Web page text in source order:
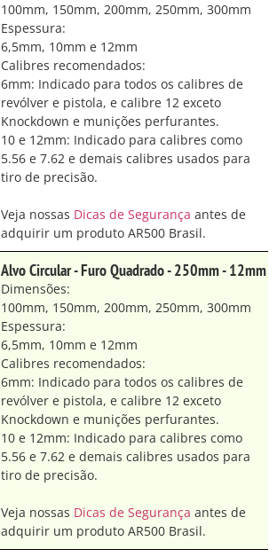
100mm, 150mm, 200mm, 250mm, 300mm
Espessura:
6,5mm, 10mm e 12mm
Calibres recomendados:
6mm: Indicado para todos os calibres de
revólver e pistola, e calibre 12 exceto
Knockdown e munições perfurantes.
10 e 12mm: Indicado para calibres como
5.56 e 7.62 e demais calibres usados para
tiro de precisão.
Veja nossas Dicas de Segurança antes de
adquirir um produto AR500 Brasil.
Alvo Circular - Furo Quadrado - 250mm - 12mm
Dimensões:
100mm, 150mm, 200mm, 250mm, 300mm
Espessura:
6,5mm, 10mm e 12mm
Calibres recomendados:
6mm: Indicado para todos os calibres de
revólver e pistola, e calibre 12 exceto
Knockdown e munições perfurantes.
10 e 12mm: Indicado para calibres como
5.56 e 7.62 e demais calibres usados para
tiro de precisão.
Veja nossas Dicas de Segurança antes de
adquirir um produto AR500 Brasil.